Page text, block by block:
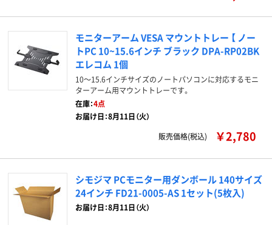
モニターアーム VESA マウントトレー 【 ノー
トPC 10~15.6インチ ブラック DPA-RP02BK
エレコム 1個
10～15.6インチサイズのノートパソコンに対応するモニ
ターアーム用マウントトレーです。
在庫：4点
お届け日：8月11日（火）
販売価格(税込)
￥2,780
シモジマ PCモニター用ダンボール 140サイズ
24インチ FD21-0005-AS 1セット(5枚入)
お届け日：8月11日（火）